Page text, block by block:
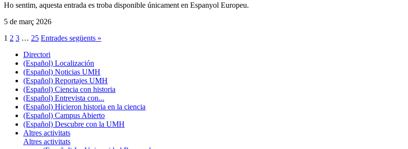
Ho sentim, aquesta entrada es troba disponible únicament en Espanyol Europeu.
5 de març 2026
1 2 3 … 25 Entrades següents »
Directori
(Español) Localización
(Español) Noticias UMH
(Español) Reportajes UMH
(Español) Ciencia con historia
(Español) Entrevista con...
(Español) Hicieron historia en la ciencia
(Español) Campus Abierto
(Español) Descubre con la UMH
Altres activitats
Altres activitats